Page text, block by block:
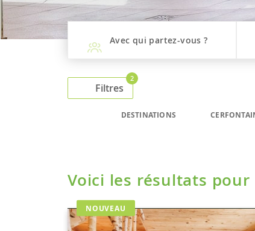
Avec qui partez-vous ?
Filtres
2
DESTINATIONS
Voici les résultats